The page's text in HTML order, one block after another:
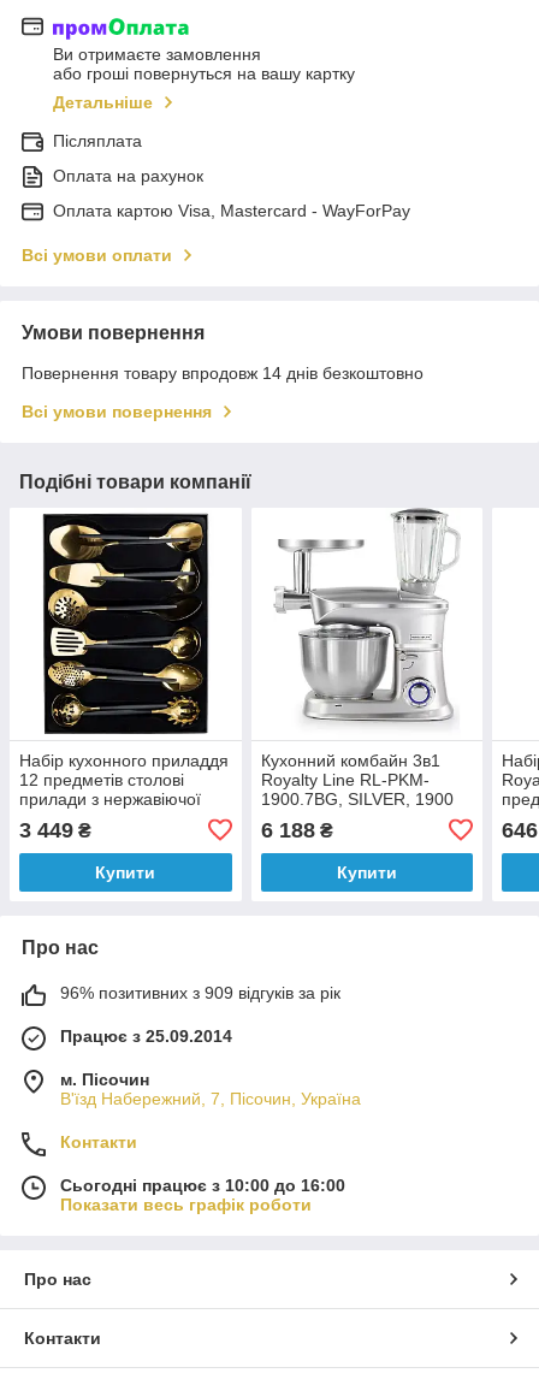
Ви отримаєте замовлення
або гроші повернуться на вашу картку
Детальніше
Післяплата
Оплата на рахунок
Оплата картою Visa, Mastercard - WayForPay
Всі умови оплати
Умови повернення
Повернення товару впродовж 14 днів безкоштовно
Всі умови повернення
Подібні товари компанії
Набір кухонного приладдя
12 предметів столові
прилади з нержавіючої
сталі Золото з чорним HP-
20-22
3 449 ₴
Купити
Кухонний комбайн 3в1
Royalty Line RL-PKM-
1900.7BG, SILVER, 1900
6 188₴
Купити
646
Про нас
96% позитивних з 909 відгуків за рік
Працює з 25.09.2014
м. Пісочин
В'їзд Набережний, 7, Пісочин, Україна
Контакти
Сьогодні працює з 10:00 до 16:00
Показати весь графік роботи
Про нас
Контакти